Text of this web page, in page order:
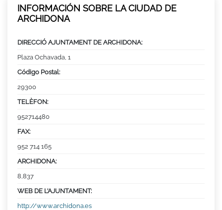
INFORMACIÓN SOBRE LA CIUDAD DE
ARCHIDONA
DIRECCIÓ AJUNTAMENT DE ARCHIDONA:
Plaza Ochavada, 1
Código Postal:
29300
TELÈFON:
952714480
FAX:
952 714 165
ARCHIDONA:
8,837
WEB DE L’AJUNTAMENT:
http://www.archidona.es